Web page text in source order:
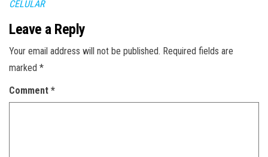
CELULAR
Leave a Reply
Your email address will not be published. Required fields are
marked *
Comment *